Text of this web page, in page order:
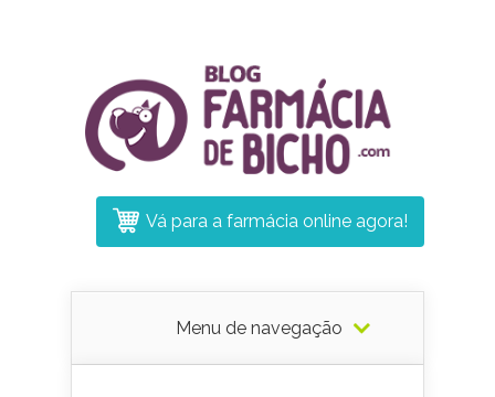
Vá para a farmácia online agora!
Menu de navegação